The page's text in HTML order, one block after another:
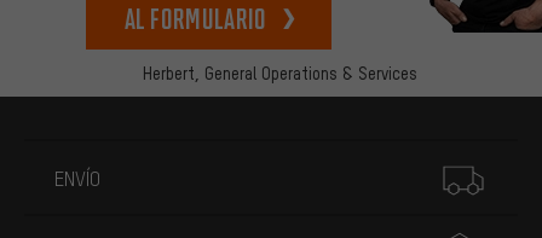
Herbert, General Operations & Services
Al formulario
ENVÍO